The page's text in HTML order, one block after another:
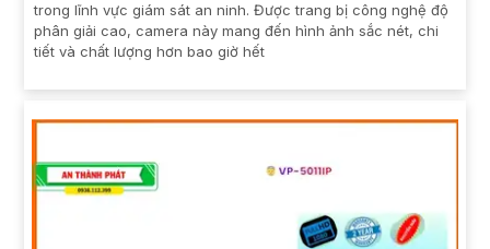
trong lĩnh vực giám sát an ninh. Được trang bị công nghệ độ
phân giải cao, camera này mang đến hình ảnh sắc nét, chi
tiết và chất lượng hơn bao giờ hết